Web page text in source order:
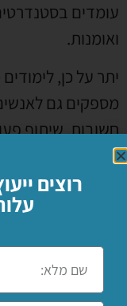
עומדים
ואומנות.
יתר על כן,
מספקים גם לאנשים
חשובות. שיתוף
מדריכים ואנשי
רעיונות, תובנות
בסופו של דבר,
עיצוב רצפה היא
ששואף לבנות
רוצים